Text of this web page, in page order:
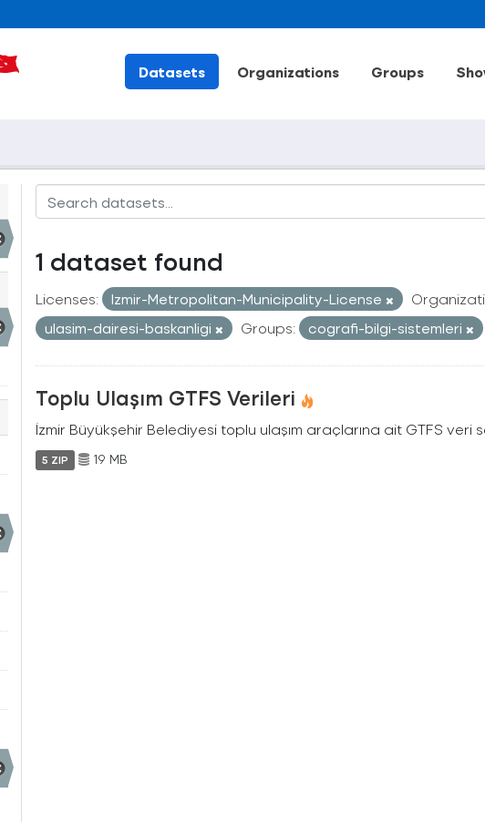
Datasets Organizations Groups
1 dataset found
Licenses: Izmir-Metropolitan-Municipality-License
ulasim-dairesi-baskanligi
Groups: cografi-bilgi-sistemleri
Toplu Ulaşım GTFS Verileri
İzmir Büyükşehir Belediyesi toplu ulaşım araçlarına ait GTFS veri
5 ZIP 19 MB